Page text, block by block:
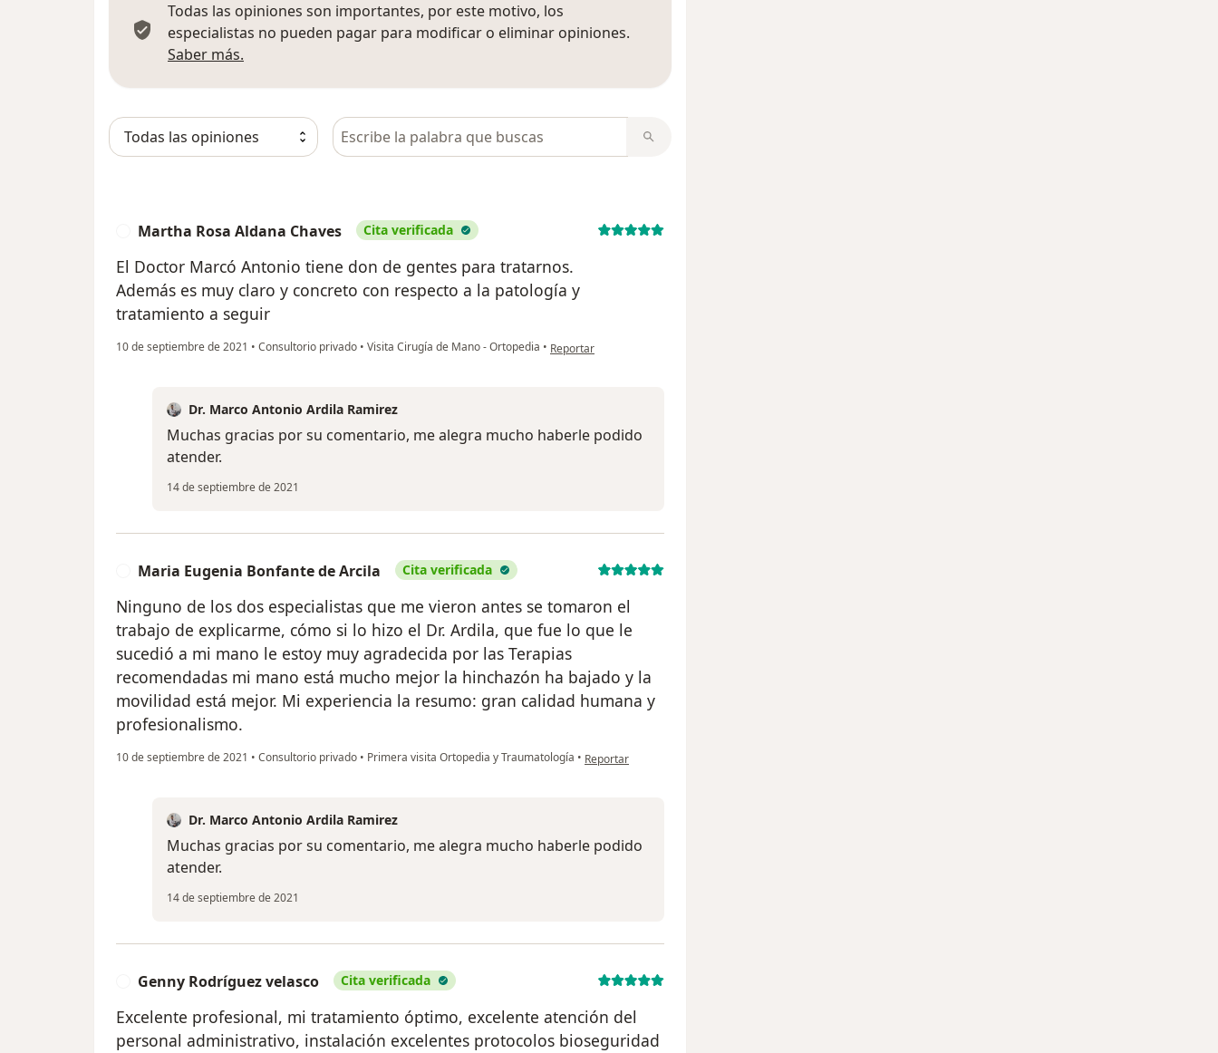
Todas las opiniones son importantes, por este motivo, los
especialistas no pueden pagar para modificar o eliminar opiniones.
Saber más.
Busca en opiniones
Martha Rosa Aldana Chaves Cita verificada
El Doctor Marcó Antonio tiene don de gentes para tratarnos.
Además es muy claro y concreto con respecto a la patología y
tratamiento a seguir
10 de septiembre de 2021 • Consultorio privado • Visita Cirugía de Mano - Ortopedia • en opinión del usuario Martha Rosa Aldana Chaves
Reportar
Dr. Marco Antonio Ardila Ramirez
Muchas gracias por su comentario, me alegra mucho haberle podido
atender.
14 de septiembre de 2021
Maria Eugenia Bonfante de Arcila Cita verificada
Ninguno de los dos especialistas que me vieron antes se tomaron el
trabajo de explicarme, cómo si lo hizo el Dr. Ardila, que fue lo que le
sucedió a mi mano le estoy muy agradecida por las Terapias
recomendadas mi mano está mucho mejor la hinchazón ha bajado y la
movilidad está mejor. Mi experiencia la resumo: gran calidad humana y
profesionalismo.
10 de septiembre de 2021 • Consultorio privado • Primera visita Ortopedia y Traumatología • en opinión del usuario Maria Eugenia Bonfante de Arcila
Reportar
Dr. Marco Antonio Ardila Ramirez
Muchas gracias por su comentario, me alegra mucho haberle podido
atender.
14 de septiembre de 2021
Genny Rodríguez velasco Cita verificada
Excelente profesional, mi tratamiento óptimo, excelente atención del
personal administrativo, instalación excelentes protocolos bioseguridad